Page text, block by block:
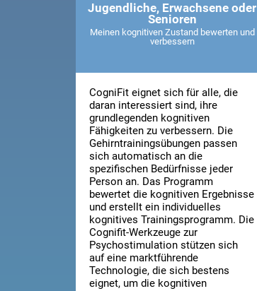
Jugendliche, Erwachsene oder
Senioren
Meinen kognitiven Zustand bewerten und
verbessern
CogniFit eignet sich für alle, die
daran interessiert sind, ihre
grundlegenden kognitiven
Fähigkeiten zu verbessern. Die
Gehirntrainingsübungen passen
sich automatisch an die
spezifischen Bedürfnisse jeder
Person an. Das Programm
bewertet die kognitiven Ergebnisse
und erstellt ein individuelles
kognitives Trainingsprogramm. Die
Cognifit-Werkzeuge zur
Psychostimulation stützen sich
auf eine marktführende
Technologie, die sich bestens
eignet, um die kognitiven